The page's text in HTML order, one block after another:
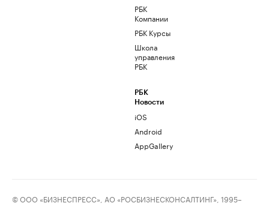
РБК
Компании
РБК Курсы
Школа
управления
РБК
РБК
Новости
iOS
Android
AppGallery
© ООО «БИЗНЕСПРЕСС», АО «РОСБИЗНЕСКОНСАЛТИНГ», 1995–